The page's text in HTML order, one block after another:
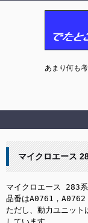
あまり何も
マイクロエース
マイクロエース 283
品番はA0761，A0762
ただし、動力ユニット